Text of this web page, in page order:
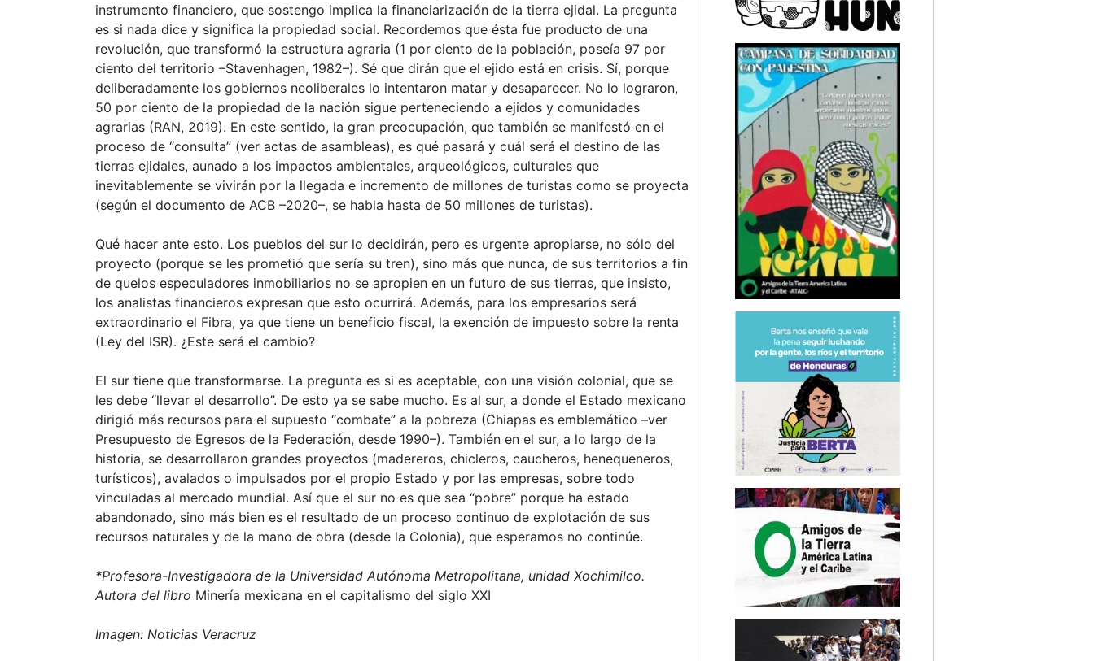
instrumento financiero, que sostengo implica la financiarización de la tierra ejidal. La pregunta
es si nada dice y significa la propiedad social. Recordemos que ésta fue producto de una
revolución, que transformó la estructura agraria (1 por ciento de la población, poseía 97 por
ciento del territorio –Stavenhagen, 1982–). Sé que dirán que el ejido está en crisis. Sí, porque
deliberadamente los gobiernos neoliberales lo intentaron matar y desaparecer. No lo lograron,
50 por ciento de la propiedad de la nación sigue perteneciendo a ejidos y comunidades
agrarias (RAN, 2019). En este sentido, la gran preocupación, que también se manifestó en el
proceso de consulta
(ver actas de asambleas), es qué pasará y cuál será el destino de las
tierras ejidales, aunado a los impactos ambientales, arqueológicos, culturales que
inevitablemente se vivirán por la llegada e incremento de millones de turistas como se proyecta
(según el documento de ACB –2020–, se habla hasta de 50 millones de turistas).
Qué hacer ante esto. Los pueblos del sur lo decidirán, pero es urgente apropiarse, no sólo del
proyecto (porque se les prometió que sería su tren), sino más que nunca, de sus territorios a fin
de quelos especuladores inmobiliarios no se apropien en un futuro de sus tierras, que insisto,
los analistas financieros expresan que esto ocurrirá. Además, para los empresarios será
extraordinario el Fibra, ya que tiene un beneficio fiscal, la exención de impuesto sobre la renta
(Ley del ISR). ¿Este será el cambio?
El sur tiene que transformarse. La pregunta es si es aceptable, con una visión colonial, que se
les debe llevar el desarrollo . De esto ya se sabe mucho. Es al sur, a donde el Estado mexicano
dirigió más recursos para el supuesto combate a la pobreza (Chiapas es emblemático –ver
Presupuesto de Egresos de la Federación, desde 1990–). También en el sur, a lo largo de la
historia, se desarrollaron grandes proyectos (madereros, chicleros, caucheros, henequeneros,
turísticos), avalados o impulsados por el propio Estado y por las empresas, sobre todo
vinculadas al mercado mundial. Así que el sur no es que sea
pobre porque ha estado
abandonado, sino más bien es el resultado de un proceso continuo de explotación de sus
recursos naturales y de la mano de obra (desde la Colonia), que esperamos no continúe.
*Profesora-Investigadora de la Universidad Autónoma Metropolitana, unidad Xochimilco.
Autora del libro Minería mexicana en el capitalismo del siglo XXI
Imagen: Noticias Veracruz